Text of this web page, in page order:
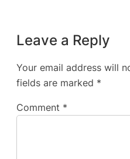
Leave a Reply
Your email address will
fields are marked *
Comment *